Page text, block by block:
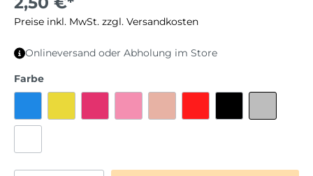
Preise inkl. MwSt. zzgl. Versandkosten
Onlineversand oder Abholung im Store
Farbe